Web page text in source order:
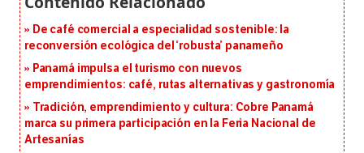
De café comercial a especialidad sostenible: la
reconversión ecológica del ‘robusta’ panameño
Panamá impulsa el turismo con nuevos
emprendimientos: café, rutas alternativas y gastronomía
Tradición, emprendimiento y cultura: Cobre Panamá
marca su primera participación en la Feria Nacional de
Artesanías